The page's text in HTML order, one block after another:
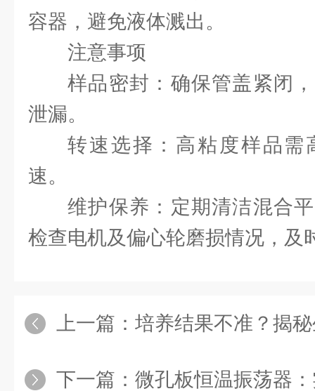
容器，避免液体溅出。
注意事项
样品密封：确保管盖紧闭
泄漏。
转速选择：高粘度样品需
速。
维护保养：定期清洁混合
检查电机及偏心轮磨损情况，及
上一篇： 培养结果不准？揭秘生物指示剂培养
下一篇： 微孔板恒温振荡器：实验